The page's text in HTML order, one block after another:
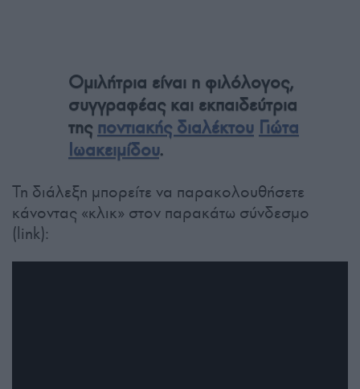
Ομιλήτρια είναι η φιλόλογος,
συγγραφέας και εκπαιδεύτρια
της ποντιακής διαλέκτου Γιώτα
Ιωακειμίδου.
Τη διάλεξη μπορείτε να παρακολουθήσετε
κάνοντας «κλικ» στον παρακάτω σύνδεσμο
(link):